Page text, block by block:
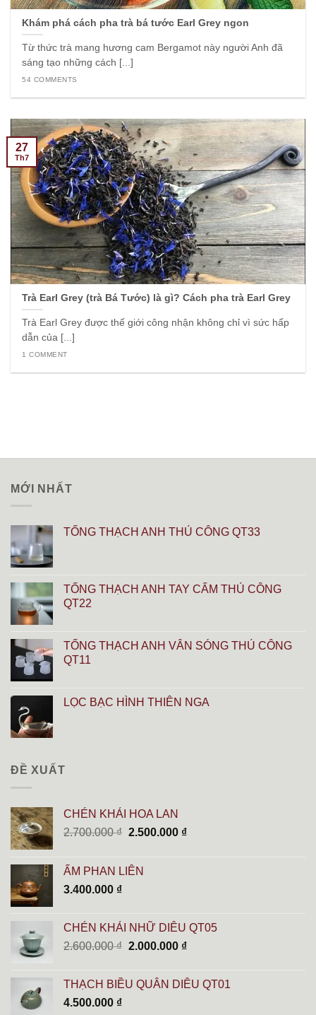
Khám phá cách pha trà bá tước Earl Grey ngon
Từ thức trà mang hương cam Bergamot này người Anh đã
sáng tạo những cách [...]
54 COMMENTS
Trà Earl Grey (trà Bá Tước) là gì? Cách pha trà Earl Grey
Trà Earl Grey được thế giới công nhận không chỉ vì sức hấp
dẫn của [...]
1 COMMENT
27
Th7
MỚI NHẤT
TỐNG THẠCH ANH THỦ CÔNG QT33
TỐNG THẠCH ANH TAY CẨM THỦ CÔNG
QT22
TỐNG THẠCH ANH VÂN SÓNG THỦ CÔNG
QT11
LỌC BẠC HÌNH THIÊN NGA
ĐỀ XUẤT
CHÉN KHẢI HOA LAN
2.700.000₫ Giá
2.700.000 ₫.
2.500.000 ₫Giá
ẤM PHAN LIÊN
3.400.000 ₫
CHÉN KHẢI NHỮ DIÊU QT05
2.600.000₫ Giá
2.600.000 ₫.
2.000.000 ₫Giá
tại
là:
THẠCH BIỀU QUÂN DIÊU QT01
4.500.000 ₫